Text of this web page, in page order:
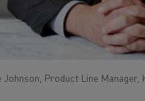
Johnson, Product Line Manager,